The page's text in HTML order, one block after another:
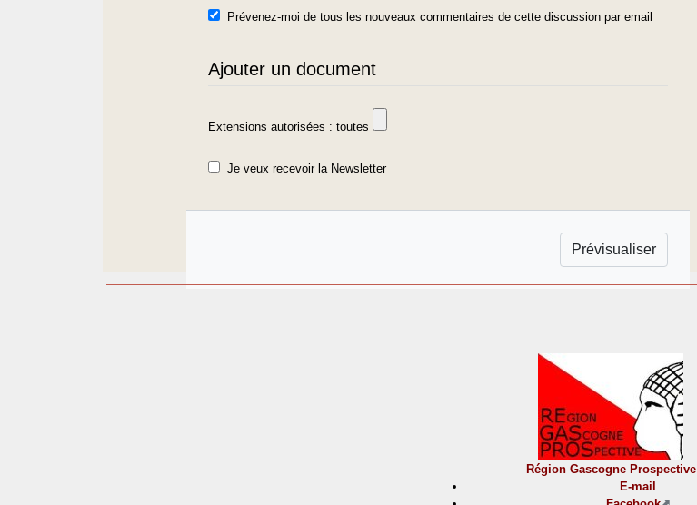
Prévenez-moi de tous les nouveaux commentaires de cette discussion par email
Ajouter un document
Extensions autorisées : toutes
Je veux recevoir la Newsletter
Région Gascogne Prospective
E-mail